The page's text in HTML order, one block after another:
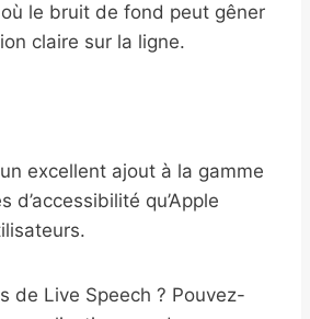
le bruit de fond peut gêner
claire sur la ligne.
excellent ajout à la gamme
d’accessibilité qu’Apple
de Live Speech ? Pouvez-